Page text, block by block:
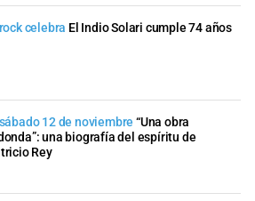
celebra El Indio Solari cumple 74 años
12 de noviembre “Una obra
una biografía del espíritu de
Rey